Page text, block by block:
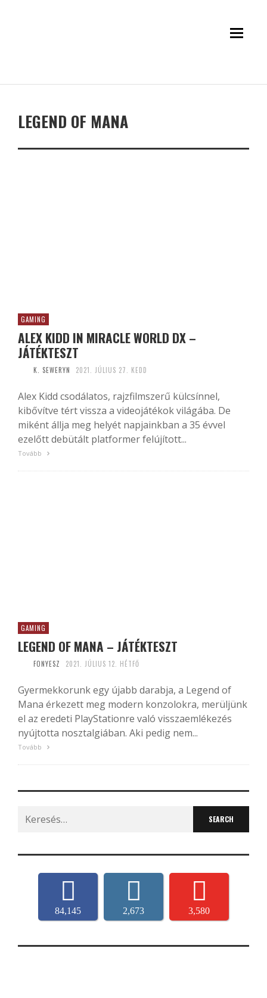
LEGEND OF MANA
GAMING
ALEX KIDD IN MIRACLE WORLD DX –
JÁTÉKTESZT
K. SEWERYN 2021. JÚLIUS 27. KEDD
Alex Kidd csodálatos, rajzfilmszerű külcsínnel,
kibővítve tért vissza a videojátékok világába. De
miként állja meg helyét napjainkban a 35 évvel
ezelőtt debütált platformer felújított...
Tovább
GAMING
LEGEND OF MANA – JÁTÉKTESZT
FONYESZ 2021. JÚLIUS 12. HÉTFŐ
Gyermekkorunk egy újabb darabja, a Legend of
Mana érkezett meg modern konzolokra, merüljünk
el az eredeti PlayStationre való visszaemlékezés
nyújtotta nosztalgiában. Aki pedig nem...
Tovább
Search
for:
84,145 2,673 3,580